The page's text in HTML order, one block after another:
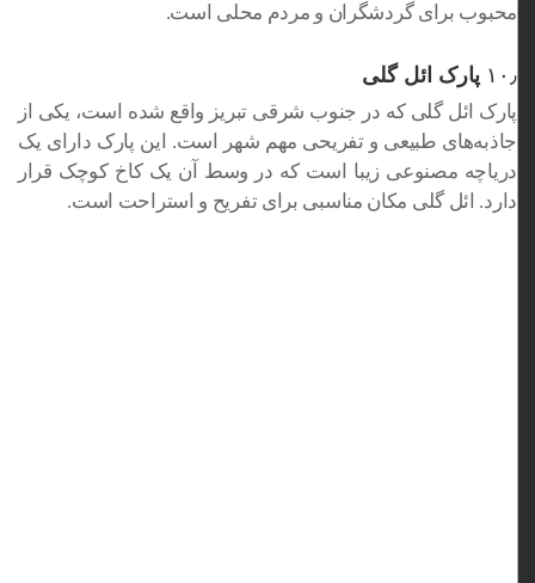
محبوب برای گردشگران و مردم محلی است.
۱۰٫ پارک ائل گلی
پارک ائل گلی که در جنوب شرقی تبریز واقع شده است، یکی از
جاذبه‌های طبیعی و تفریحی مهم شهر است. این پارک دارای یک
دریاچه مصنوعی زیبا است که در وسط آن یک کاخ کوچک قرار
دارد. ائل گلی مکان مناسبی برای تفریح و استراحت است.